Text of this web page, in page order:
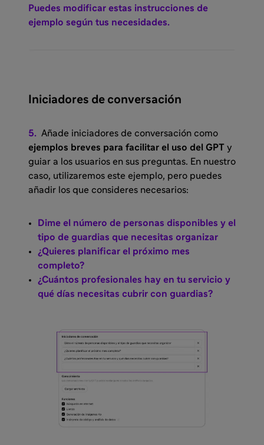
Puedes modificar estas instrucciones de
ejemplo según tus necesidades.
Iniciadores de conversación
5. Añade iniciadores de conversación como
ejemplos breves para facilitar el uso del GPT y
guiar a los usuarios en sus preguntas. En nuestro
caso, utilizaremos este ejemplo, pero puedes
añadir los que consideres necesarios:
Dime el número de personas disponibles y el
tipo de guardias que necesitas organizar
¿Quieres planificar el próximo mes
completo?
¿Cuántos profesionales hay en tu servicio y
qué días necesitas cubrir con guardias?